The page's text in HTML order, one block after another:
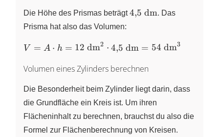
4~\text{dm}=12~\text{dm}^2
Die Höhe des Prismas beträgt4{,}5~\text{dm}
4,5 dm. Das
Prisma hat also das Volumen:
V = A \cdot h =
\cdot
=
54~\text{dm}^3
V = A ⋅ h = 12 dm2 ⋅ 4,5 dm = 54 dm3
Volumen eines Zylinders berechnen
Die Besonderheit beim Zylinder liegt darin, dass
die Grundfläche ein Kreis ist. Um ihren
Flächeninhalt zu berechnen, brauchst du also die
Formel zur Flächenberechnung von Kreisen.